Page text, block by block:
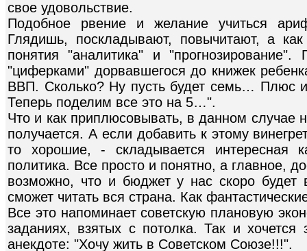
свое удовольствие.
Подобное рвение и желание учиться
Глядишь, поскладывают, повычитают, а
понятия "аналитика" и
"циферками" дорвавшегося до книжек
ВВП. Сколько? Ну пусть будет семь… Плюс
Теперь поделим все это на 5…".
Что и как приплюсовывать, в данном случае
получается. А если добавить к этому
то хорошие, - складывается интересная
политика. Все просто и понятно, а главное,
возможно, что и бюджет у нас скоро будет
сможет читать вся страна. Как
Все это напоминает советскую плановую
заданиях, взятых с потолка. Так и хочется
анекдоте: "Хочу жить в Советском Союзе!!!".